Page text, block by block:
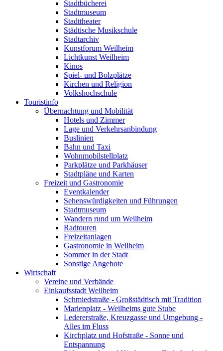
Stadtbücherei
Stadtmuseum
Stadttheater
Städtische Musikschule
Stadtarchiv
Kunstforum Weilheim
Lichtkunst Weilheim
Kinos
Spiel- und Bolzplätze
Kirchen und Religion
Volkshochschule
Touristinfo
Übernachtung und Mobilität
Hotels und Zimmer
Lage und Verkehrsanbindung
Buslinien
Bahn und Taxi
Wohnmobilstellplatz
Parkplätze und Parkhäuser
Stadtpläne und Karten
Freizeit und Gastronomie
Eventkalender
Sehenswürdigkeiten und Führungen
Stadtmuseum
Wandern rund um Weilheim
Radtouren
Freizeitanlagen
Gastronomie in Weilheim
Sommer in der Stadt
Sonstige Angebote
Wirtschaft
Vereine und Verbände
Einkaufsstadt Weilheim
Schmiedstraße - Großstädtisch mit Tradition
Marienplatz - Weilheims gute Stube
Ledererstraße, Kreuzgasse und Umgebung -
Alles im Fluss
Kirchplatz und Hofstraße - Sonne und
Entspannung